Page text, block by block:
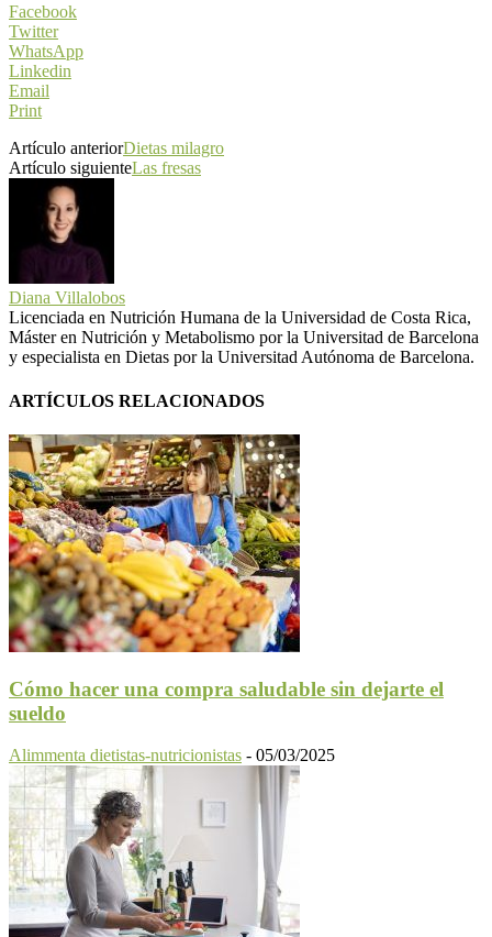
Facebook
Twitter
WhatsApp
Linkedin
Email
Print
Artículo anteriorDietas milagro
Artículo siguienteLas fresas
Diana Villalobos
Licenciada en Nutrición Humana de la Universidad de Costa Rica,
Máster en Nutrición y Metabolismo por la Universitad de Barcelona
y especialista en Dietas por la Universitad Autónoma de Barcelona.
ARTÍCULOS RELACIONADOS
Cómo hacer una compra saludable sin dejarte el
sueldo
Alimmenta dietistas-nutricionistas - 05/03/2025